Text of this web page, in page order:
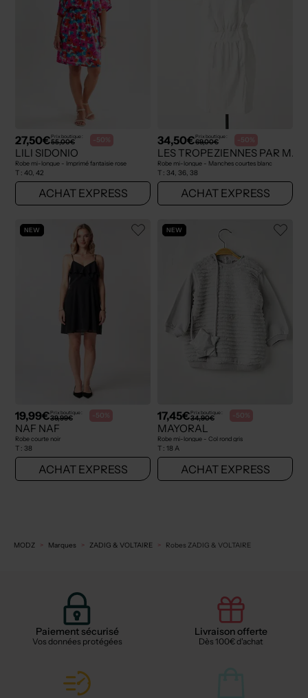
27,50€Prix boutique :
55,00€ -50%
LILI SIDONIO
Robe mi-longue - Imprimé fantaisie rose
T : 40, 42
ACHAT EXPRESS
34,50€Prix boutique :
69,00€ -50%
LES TROPEZIENNES PAR
Robe mi-longue - Manches courtes blanc
T : 34, 36, 38
ACHAT EXPRESS
NEW
19,99€Prix boutique :
39,99€ -50%
NAF NAF
Robe courte noir
T : 38
ACHAT EXPRESS
NEW
17,45€Prix boutique :
34,90€ -50%
MAYORAL
Robe mi-longue - Col rond gris
T : 18 A
ACHAT EXPRESS
MODZ Marques ZADIG & VOLTAIRE Robes ZADIG & VOLTAIRE
Paiement sécurisé
Vos données protégées
Livraison offerte
Dès 100€ d'achat